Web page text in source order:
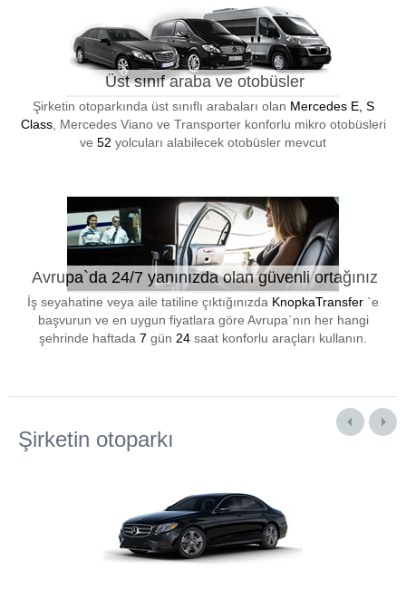
Üst sınıf araba ve otobüsler
Şirketin otoparkında üst sınıflı arabaları olan Mercedes E, S
Class, Mercedes Viano ve Transporter konforlu mikro otobüsleri
ve 52 yolcuları alabilecek otobüsler mevcut
Avrupa`da 24/7 yanınızda olan güvenli ortağınız
İş seyahatine veya aile tatiline çıktığınızda KnopkaTransfer `e
başvurun ve en uygun fiyatlara göre Avrupa`nın her hangi
şehrinde haftada 7 gün 24 saat konforlu araçları kullanın.
Şirketin otoparkı